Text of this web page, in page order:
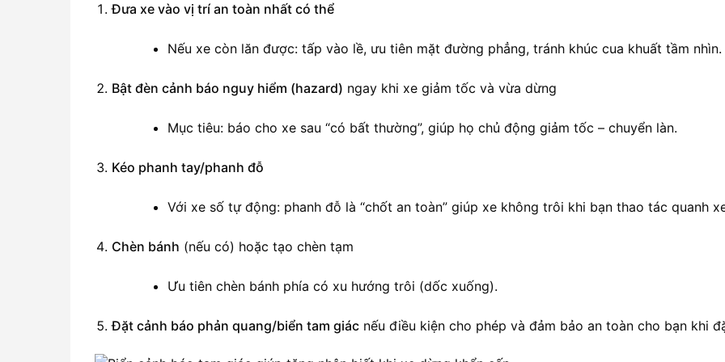
Đưa xe vào vị trí an toàn nhất có thể
Nếu xe còn lăn được: tấp vào lề, ưu tiên mặt đường phẳng, tránh khúc cua khuất tầm nhìn.
Bật đèn cảnh báo nguy hiểm (hazard) ngay khi xe giảm tốc và vừa dừng
Mục tiêu: báo cho xe sau “có bất thường”, giúp họ chủ động giảm tốc – chuyển làn.
Kéo phanh tay/phanh đỗ
Với xe số tự động: phanh đỗ là “chốt an toàn” giúp xe không trôi khi bạn thao tác quanh
Chèn bánh (nếu có) hoặc tạo chèn tạm
Ưu tiên chèn bánh phía có xu hướng trôi (dốc xuống).
Đặt cảnh báo phản quang/biển tam giácnếu điều kiện cho phép và đảm bảo an toàn cho bạn khi